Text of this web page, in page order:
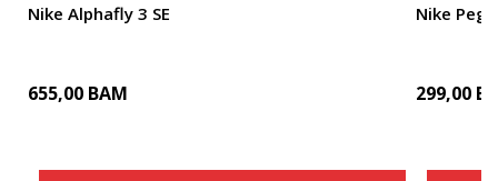
Nike Alphafly 3 SE
655,00 BAM
Nike
299,00